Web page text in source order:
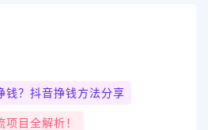
钱？抖音挣钱方法分享
目全解析！